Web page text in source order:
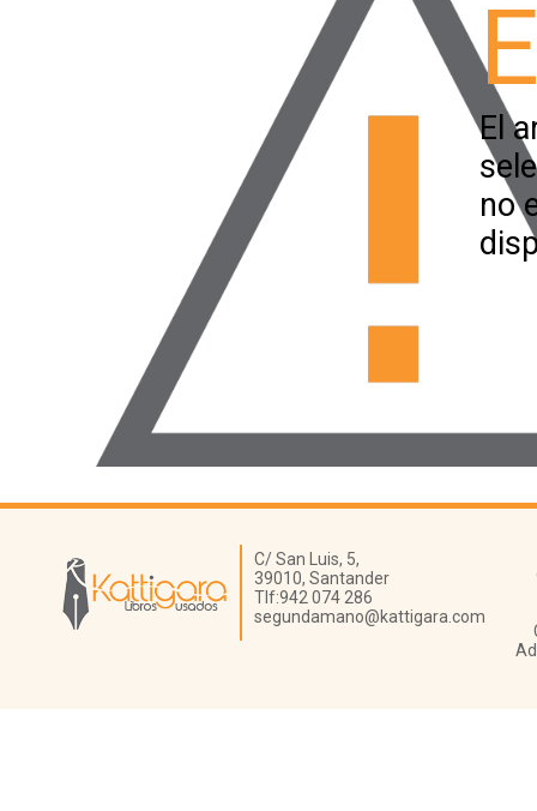
El
no
Librería Kattigara
C/ San Luis, 5,
39010, Santander
Tlf:942 074 286
segundamano@kattigara.com